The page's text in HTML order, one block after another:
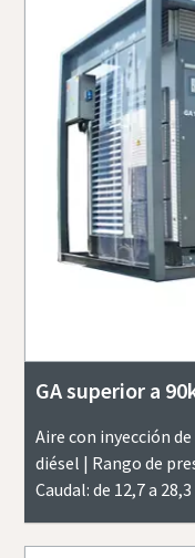
GA superior a
Aire con inyección
diésel | Rango de
Caudal: de 12,7 a